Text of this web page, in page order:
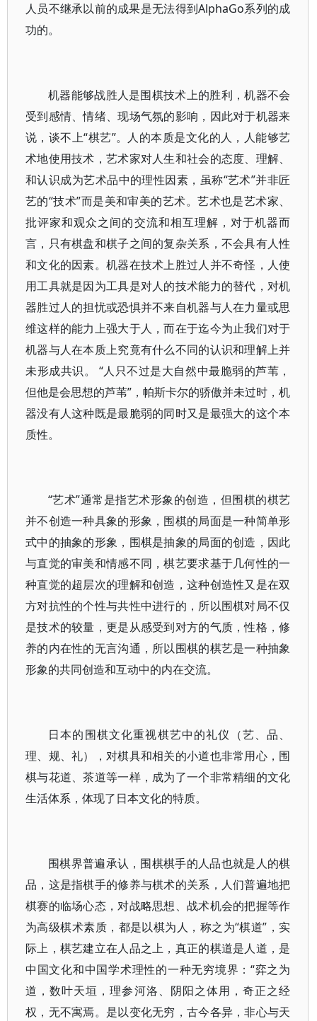
人员不继承以前的成果是无法得到AlphaGo系列的成
功的。
机器能够战胜人是围棋技术上的胜利，机器不会
受到感情、情绪、现场气氛的影响，因此对于机器来
说，谈不上“棋艺”。人的本质是文化的人，人能够艺
术地使用技术，艺术家对人生和社会的态度、理解、
和认识成为艺术品中的理性因素，虽称“艺术”并非匠
艺的“技术”而是美和审美的艺术。艺术也是艺术家、
批评家和观众之间的交流和相互理解，对于机器而
言，只有棋盘和棋子之间的复杂关系，不会具有人性
和文化的因素。机器在技术上胜过人并不奇怪，人使
用工具就是因为工具是对人的技术能力的替代，对机
器胜过人的担忧或恐惧并不来自机器与人在力量或思
维这样的能力上强大于人，而在于迄今为止我们对于
机器与人在本质上究竟有什么不同的认识和理解上并
未形成共识。 “人只不过是大自然中最脆弱的芦苇，
但他是会思想的芦苇”，帕斯卡尔的骄傲并未过时，机
器没有人这种既是最脆弱的同时又是最强大的这个本
质性。
“艺术”通常是指艺术形象的创造，但围棋的棋艺
并不创造一种具象的形象，围棋的局面是一种简单形
式中的抽象的形象，围棋是抽象的局面的创造，因此
与直觉的审美和情感不同，棋艺要求基于几何性的一
种直觉的超层次的理解和创造，这种创造性又是在双
方对抗性的个性与共性中进行的，所以围棋对局不仅
是技术的较量，更是从感受到对方的气质，性格，修
养的内在性的无言沟通，所以围棋的棋艺是一种抽象
形象的共同创造和互动中的内在交流。
日本的围棋文化重视棋艺中的礼仪（艺、品、
理、规、礼），对棋具和相关的小道也非常用心，围
棋与花道、茶道等一样，成为了一个非常精细的文化
生活体系，体现了日本文化的特质。
围棋界普遍承认，围棋棋手的人品也就是人的棋
品，这是指棋手的修养与棋术的关系，人们普遍地把
棋赛的临场心态，对战略思想、战术机会的把握等作
为高级棋术素质，都是以棋为人，称之为“棋道”，实
际上，棋艺建立在人品之上，真正的棋道是人道，是
中国文化和中国学术理性的一种无穷境界：“弈之为
道，数叶天垣，理参河洛、阴阳之体用，奇正之经
权，无不寓焉。是以变化无穷，古今各异，非心与天